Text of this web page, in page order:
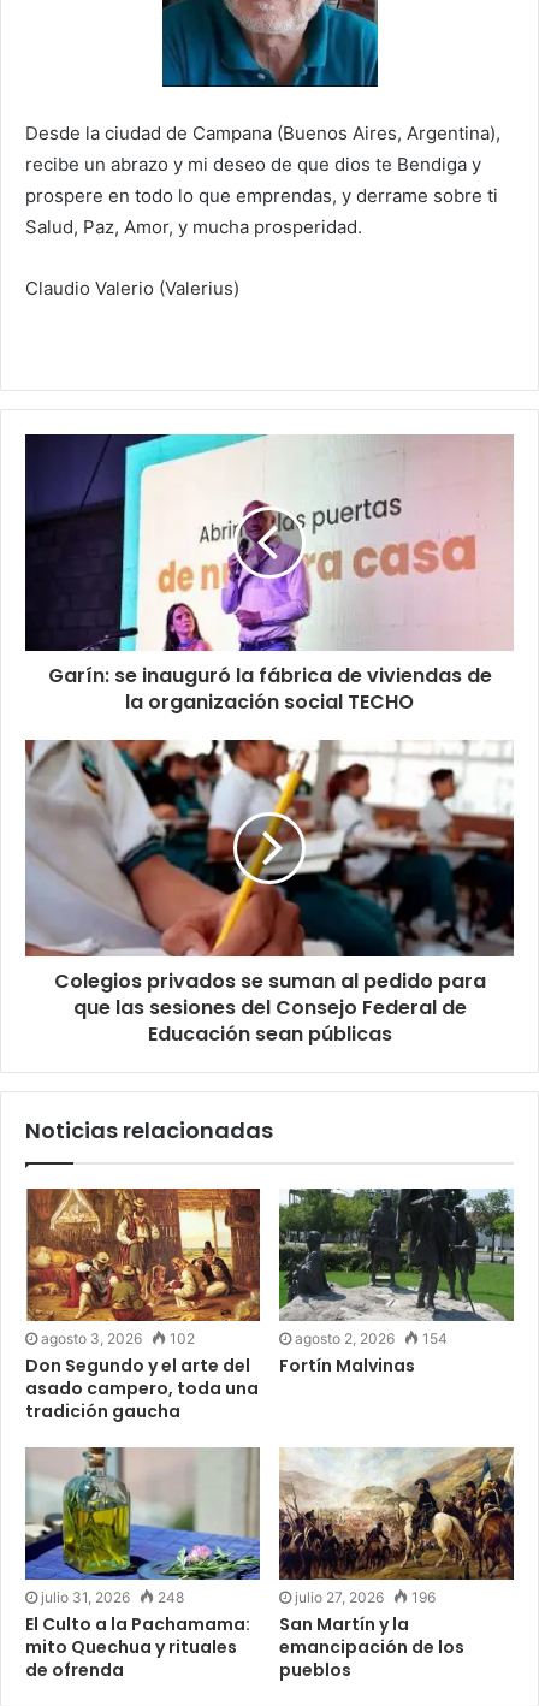
Desde la ciudad de Campana (Buenos Aires, Argentina),
recibe un abrazo y mi deseo de que dios te Bendiga y
prospere en todo lo que emprendas, y derrame sobre ti
Salud, Paz, Amor, y mucha prosperidad.
Claudio Valerio (Valerius)
Garín: se inauguró la fábrica de viviendas de
la organización social TECHO
Colegios privados se suman al pedido para
que las sesiones del Consejo Federal de
Educación sean públicas
Noticias relacionadas
agosto 3, 2026 102
Don Segundo y el arte del
asado campero, toda una
tradición gaucha
agosto 2, 2026 154
Fortín Malvinas
julio 31, 2026 248
El Culto a la Pachamama:
mito Quechua y rituales
de ofrenda
julio 27, 2026 196
San Martín y la
emancipación de los
pueblos